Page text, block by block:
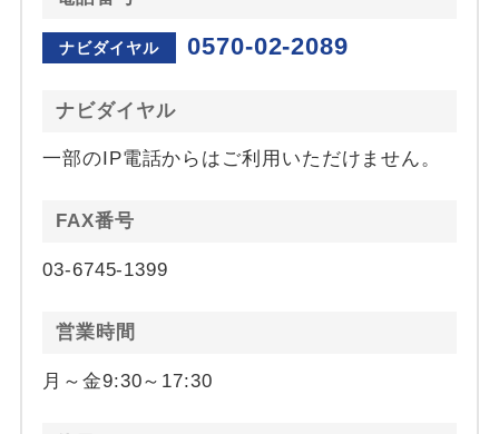
ナビダイヤル 0570-02-2089
ナビダイヤル
一部のIP電話からはご利用いただけません。
FAX番号
03-6745-1399
営業時間
月～金9:30～17:30